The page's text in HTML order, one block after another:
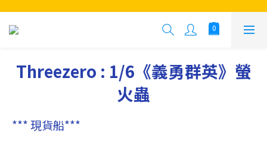
Threezero : 1/6《義勇群英》螢
火蟲
*** 現貨船***